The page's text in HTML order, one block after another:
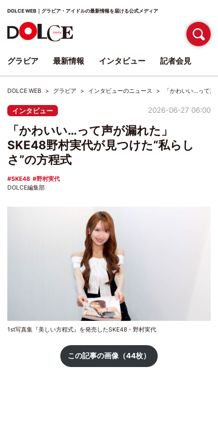
DOLCE WEB｜グラビア・アイドルの最新情報を届ける公式メディア
DOLCE WEB グラビア インタビューのニュース 「かわいい…って
インタビュー 2026-06-27 06:00
「かわいい…って声が漏れた」
SKE48野村実代が見つけた“私らし
さ”の方程式
SKE48
野村実代
DOLCE編集部
1st写真集『美しい方程式』を発売したSKE48・野村実代
この記事の画像（44枚）
グラビア 最新情報 インタビュー 記者会見